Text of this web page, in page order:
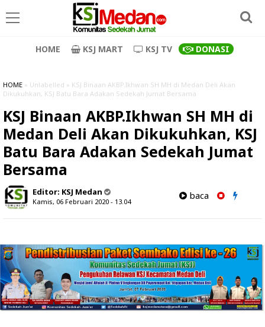
HOME KSJ MART KSJ TV DONASI
HOME » Unlabelled » KSJ Binaan AKBP.Ikhwan SH MH di Medan Deli Akan
Dikukuhkan, KSJ Batu Bara Adakan Sedekah Jumat Bersama
KSJ Binaan AKBP.Ikhwan SH MH di
Medan Deli Akan Dikukuhkan, KSJ
Batu Bara Adakan Sedekah Jumat
Bersama
Editor: KSJ Medan
Kamis, 06 Februari 2020 - 13.04
baca